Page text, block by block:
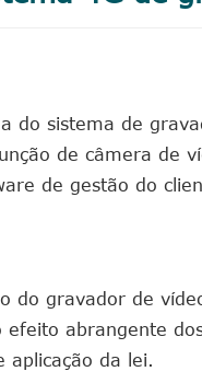
do sistema de
de câmera de
de gestão do
do gravador de
abrangente
aplicação da lei.